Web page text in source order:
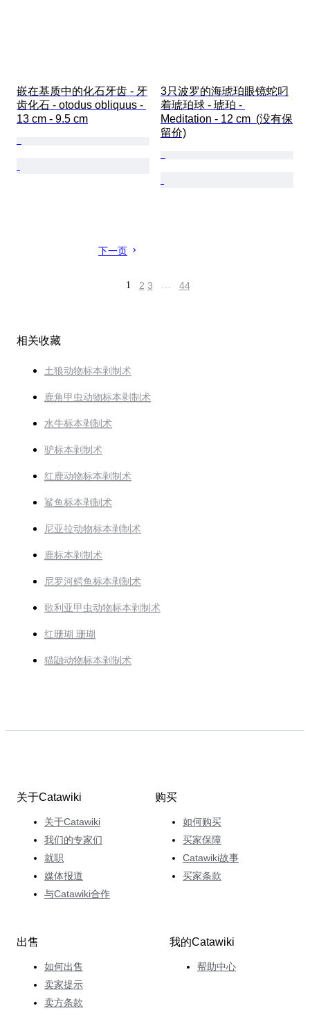
嵌在基质中的化石牙齿 - 牙
齿化石 - otodus obliquus -
13 cm - 9.5 cm
3只波罗的海琥珀眼镜蛇叼
着琥珀球 - 琥珀 -
Meditation - 12 cm  (没有保
留价)
下一页
1 2 3 … 44
相关收藏
土狼动物标本剥制术
鹿角甲虫动物标本剥制术
水牛标本剥制术
驴标本剥制术
红鹿动物标本剥制术
鲨鱼标本剥制术
尼亚拉动物标本剥制术
鹿标本剥制术
尼罗河鳄鱼标本剥制术
歌利亚甲虫动物标本剥制术
红珊瑚 珊瑚
猫鼬动物标本剥制术
关于Catawiki
关于Catawiki
我们的专家们
就职
媒体报道
与Catawiki合作
购买
如何购买
买家保障
Catawiki故事
买家条款
出售
如何出售
卖家提示
卖方条款
我的Catawiki
帮助中心